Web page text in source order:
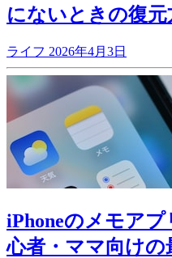
にないときの復元
ライフ 2026年4月3日
iPhoneのメモア
心者・ママ向けの